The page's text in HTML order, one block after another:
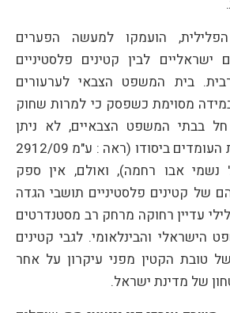
הועמקו למעשה הפערים
ישראליים לבין קטינים פלסטיניים
בית המשפט הצבאי לערעורים
מסוימת כשפסק כי למרות שחוק
בבתי המשפט הצבאיים, לא ניתן
להתעלם מהעקרונות העומדים ביסודו (ראה : ע"מ 2912/09
נשמי אבו רחמה), ואולם, אין ספק
של קטינים פלסטיניים תושבי הגדה
עדיין רחוקה מרחק רב מסטנדרטים
הישראלי והבינלאומי. לגבי קטינים
של טובת הקטין מפני עיקרון על אחר
של מדינת ישראל.